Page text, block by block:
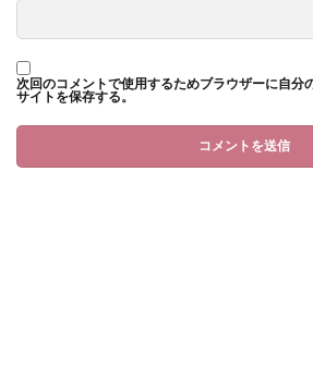
次回のコメントで使用するためブラウザーに自分
サイトを保存する。